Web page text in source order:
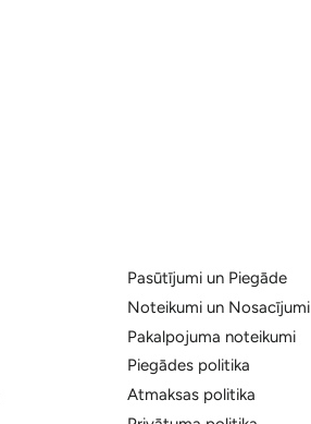
Pasūtījumi un Piegāde
Noteikumi un Nosacījumi
Pakalpojuma noteikumi
Piegādes politika
Atmaksas politika